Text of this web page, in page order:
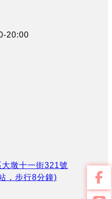
20:00
墩十一街321號
，步行8分鐘)